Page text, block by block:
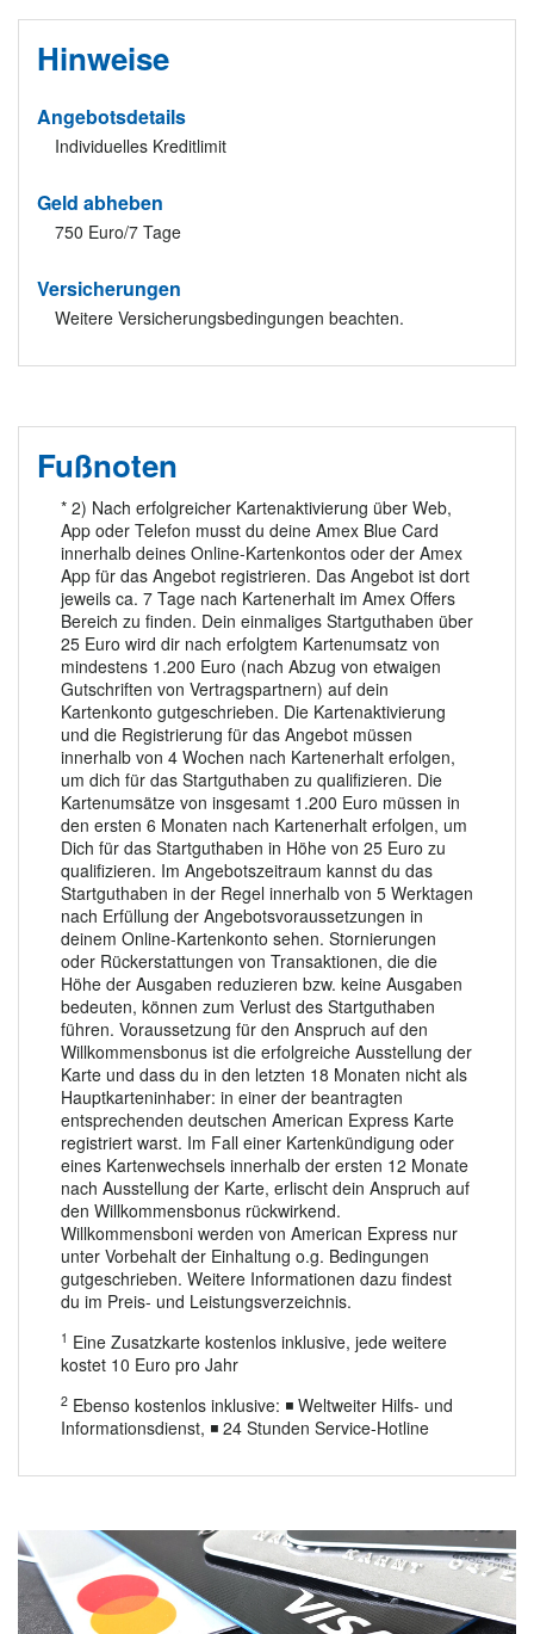
Hinweise
Angebotsdetails
Individuelles Kreditlimit
Geld abheben
750 Euro/7 Tage
Versicherungen
Weitere Versicherungsbedingungen beachten.
Fußnoten
* 2) Nach erfolgreicher Kartenaktivierung über Web,
App oder Telefon musst du deine Amex Blue Card
innerhalb deines Online-Kartenkontos oder der Amex
App für das Angebot registrieren. Das Angebot ist dort
jeweils ca. 7 Tage nach Kartenerhalt im Amex Offers
Bereich zu finden. Dein einmaliges Startguthaben über
25 Euro wird dir nach erfolgtem Kartenumsatz von
mindestens 1.200 Euro (nach Abzug von etwaigen
Gutschriften von Vertragspartnern) auf dein
Kartenkonto gutgeschrieben. Die Kartenaktivierung
und die Registrierung für das Angebot müssen
innerhalb von 4 Wochen nach Kartenerhalt erfolgen,
um dich für das Startguthaben zu qualifizieren. Die
Kartenumsätze von insgesamt 1.200 Euro müssen in
den ersten 6 Monaten nach Kartenerhalt erfolgen, um
Dich für das Startguthaben in Höhe von 25 Euro zu
qualifizieren. Im Angebotszeitraum kannst du das
Startguthaben in der Regel innerhalb von 5 Werktagen
nach Erfüllung der Angebotsvoraussetzungen in
deinem Online-Kartenkonto sehen. Stornierungen
oder Rückerstattungen von Transaktionen, die die
Höhe der Ausgaben reduzieren bzw. keine Ausgaben
bedeuten, können zum Verlust des Startguthaben
führen. Voraussetzung für den Anspruch auf den
Willkommensbonus ist die erfolgreiche Ausstellung der
Karte und dass du in den letzten 18 Monaten nicht als
Hauptkarteninhaber: in einer der beantragten
entsprechenden deutschen American Express Karte
registriert warst. Im Fall einer Kartenkündigung oder
eines Kartenwechsels innerhalb der ersten 12 Monate
nach Ausstellung der Karte, erlischt dein Anspruch auf
den Willkommensbonus rückwirkend.
Willkommensboni werden von American Express nur
unter Vorbehalt der Einhaltung o.g. Bedingungen
gutgeschrieben. Weitere Informationen dazu findest
du im Preis- und Leistungsverzeichnis.
1 Eine Zusatzkarte kostenlos inklusive, jede weitere
kostet 10 Euro pro Jahr
2 Ebenso kostenlos inklusive: ◾ Weltweiter Hilfs- und
Informationsdienst, ◾ 24 Stunden Service-Hotline